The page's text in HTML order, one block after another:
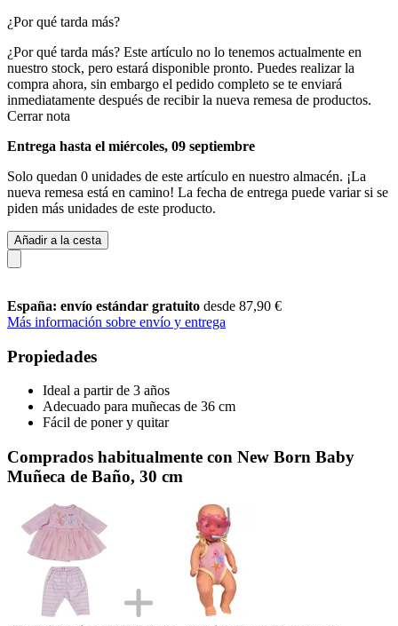
¿Por qué tarda más?
¿Por qué tarda más? Este artículo no lo tenemos actualmente en
nuestro stock, pero estará disponible pronto. Puedes realizar la
compra ahora, sin embargo el pedido completo se te enviará
inmediatamente después de recibir la nueva remesa de productos.
Cerrar nota
Entrega hasta el miércoles, 09 septiembre
Solo quedan 0 unidades de este artículo en nuestro almacén. ¡La
nueva remesa está en camino! La fecha de entrega puede variar si se
piden más unidades de este producto.
Añadir a la cesta
España: envío estándar gratuito desde 87,90 €
Más información sobre envío y entrega
Propiedades
Ideal a partir de 3 años
Adecuado para muñecas de 36 cm
Fácil de poner y quitar
Comprados habitualmente con New Born Baby
Muñeca de Baño, 30 cm